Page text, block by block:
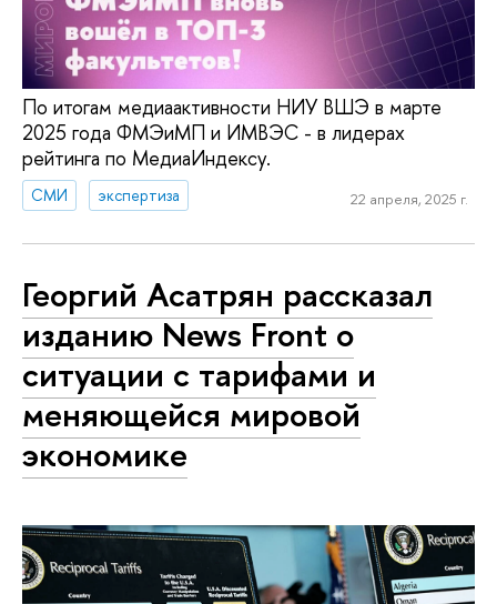
По итогам медиаактивности НИУ ВШЭ в марте
2025 года ФМЭиМП и ИМВЭС - в лидерах
рейтинга по МедиаИндексу.
СМИ экспертиза 22 апреля, 2025 г.
Георгий Асатрян рассказал
изданию News Front о
ситуации с тарифами и
меняющейся мировой
экономике